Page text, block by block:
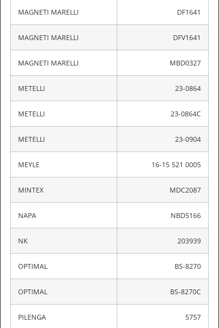
MAGNETI MARELLI DF1641
MAGNETI MARELLI DFV1641
MAGNETI MARELLI MBD0327
METELLI 23-0864
METELLI 23-0864C
METELLI 23-0904
MEYLE 16-15 521 0005
MINTEX MDC2087
NAPA NBD5166
NK 203939
OPTIMAL BS-8270
OPTIMAL BS-8270C
PILENGA 5757